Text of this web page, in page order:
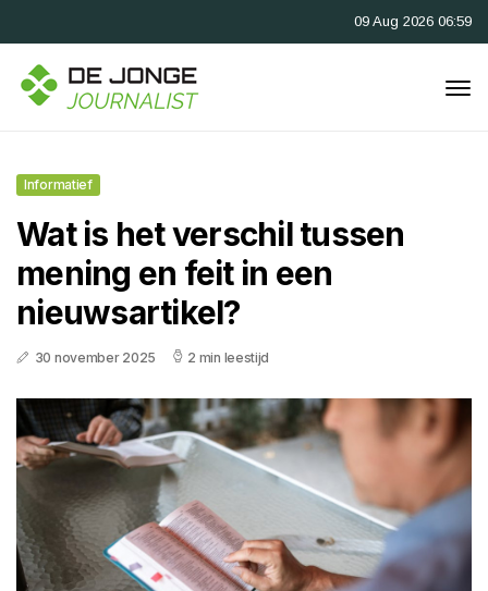
09 Aug 2026 06:59
Informatief
Wat is het verschil tussen
mening en feit in een
nieuwsartikel?
30 november 2025 2 min leestijd